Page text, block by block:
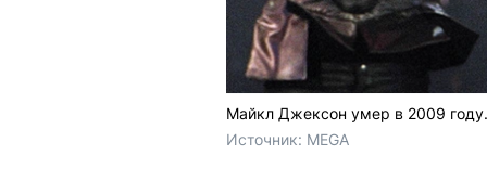
Майкл Джексон умер в 2009 году.
Источник: MEGA